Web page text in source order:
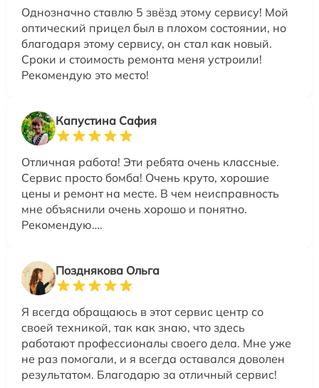
Однозначно ставлю 5 звёзд этому сервису! Мой
оптический прицел был в плохом состоянии, но
благодаря этому сервису, он стал как новый.
Сроки и стоимость ремонта меня устроили!
Рекомендую это место!
Капустина Сафия
Отличная работа! Эти ребята очень классные.
Сервис просто бомба! Очень круто, хорошие
цены и ремонт на месте. В чем неисправность
мне объяснили очень хорошо и понятно.
Рекомендую….
Позднякова Ольга
Я всегда обращаюсь в этот сервис центр со
своей техникой, так как знаю, что здесь
работают профессионалы своего дела. Мне уже
не раз помогали, и я всегда оставался доволен
результатом. Благодарю за отличный сервис!